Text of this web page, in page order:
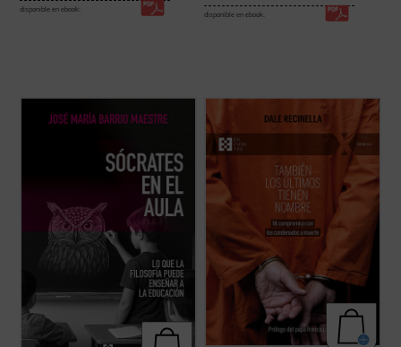
disponible en ebook:
disponible en ebook:
Frente a la tecnificación del aprendizaje y
los eslóganes pedagógicos, este libro
saber. Una obra inspiradora que devuelve
esperanza y sentido a la docencia: ...(ver
Recinella nos invita a ver lo que casi nadie
quiere mirar: el rostro humano detrás de
una sentencia, el clamor que ningún
tribunal alcanza a oír. Mientras el tiempo se
acerca a su final, él permanece junto ...
(ver
ficha)